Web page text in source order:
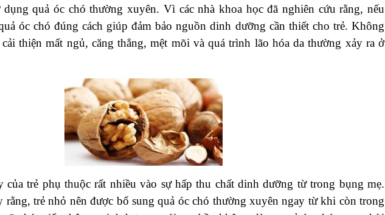
quả óc chó thường xuyên. Vì các nhà khoa học đã nghiên cứu rằng, nếu
óc chó đúng cách giúp đảm bảo nguồn dinh dưỡng cần thiết cho trẻ. Không
thiện mất ngủ, căng thẳng, mệt mõi và quá trình lão hóa da thường xảy ra ở
của trẻ phụ thuộc rất nhiều vào sự hấp thu chất dinh dưỡng từ trong bụng mẹ.
rằng, trẻ nhỏ nên được bổ sung quả óc chó thường xuyên ngay từ khi còn trong